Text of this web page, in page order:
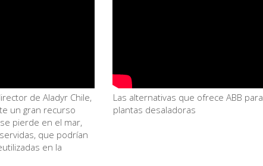
de Aladyr Chile,
un gran recurso
pierde en el mar,
que podrían
en la
Las alternativas que ofrece ABB para
plantas desaladoras